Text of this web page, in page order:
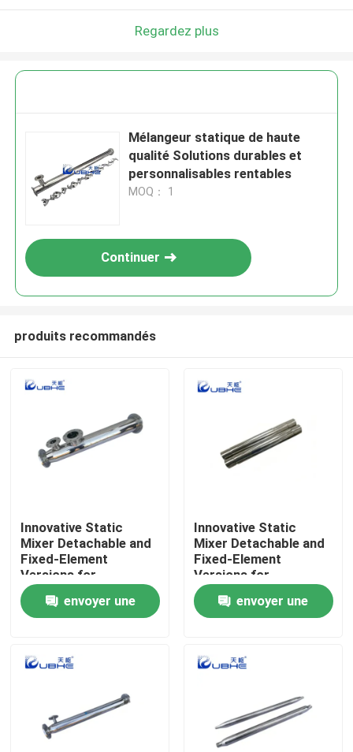
Regardez plus
Mélangeur statique de haute
qualité Solutions durables et
personnalisables rentables
MOQ： 1
Continuer
produits recommandés
Innovative Static
Mixer Detachable and
Fixed-Element
Versions for
Customizable Surface
Treatmentenvoyer une
Innovative Static
Mixer Detachable and
Fixed-Element
Versions for
Customizable Surface
Treatmentenvoyer une